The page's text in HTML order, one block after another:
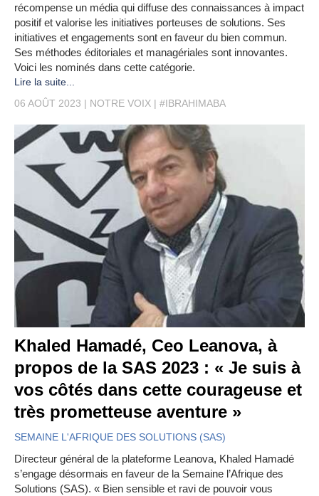
récompense un média qui diffuse des connaissances à impact
positif et valorise les initiatives porteuses de solutions. Ses
initiatives et engagements sont en faveur du bien commun.
Ses méthodes éditoriales et managériales sont innovantes.
Voici les nominés dans cette catégorie.
Lire la suite...
06 AOÛT 2023
NOTRE VOIX #IBRAHIMABA
Khaled Hamadé, Ceo Leanova, à
propos de la SAS 2023 : « Je suis à
vos côtés dans cette courageuse et
très prometteuse aventure »
SEMAINE L'AFRIQUE DES SOLUTIONS (SAS)
Directeur général de la plateforme Leanova, Khaled Hamadé
s’engage désormais en faveur de la Semaine l’Afrique des
Solutions (SAS). « Bien sensible et ravi de pouvoir vous